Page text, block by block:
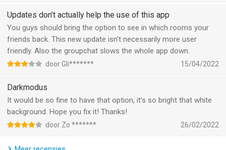
Clubhouse van Alpha Exploration Co. is een iPhone app met
iOS versie 17.0 of hoger, geschikt bevonden voor gebruikers
met leeftijden vanaf 12 jaar
Informatie voor Clubhouseis het laatst vergeleken op 9 Aug
om 14:24.
Please go back to old version!
Updates don’t actually help the use of this app
You guys should bring the option to see in which rooms your
friends back. This new update isn’t necessarily more user
friendly. Also the groupchat slows the whole app down.
door Gli******* 15/04/2022
Darkmodus
It would be so fine to have that option, it’s so bright that white
background. Hope you fix it! Thanks!
door Zo ******* 26/02/2022